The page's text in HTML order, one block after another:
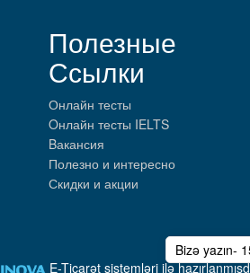
Bizə yazın-
Полезные
Ссылки
Онлайн тесты
Oнлайн тесты IELTS
Bакансия
Полезно и интересно
Скидки и акции
E-Ticarət sistemləri ilə